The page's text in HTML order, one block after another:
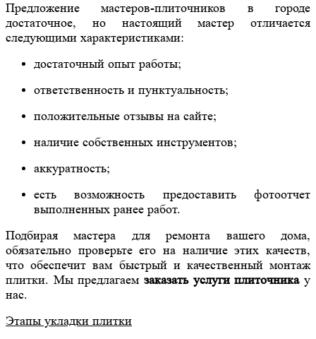
Предложение мастеров-плиточников в городе
достаточное, но настоящий мастер отличается
следующими характеристиками:
достаточный опыт работы;
ответственность и пунктуальность;
положительные отзывы на сайте;
наличие собственных инструментов;
аккуратность;
есть возможность предоставить фотоотчет
выполненных ранее работ.
Подбирая мастера для ремонта вашего дома,
обязательно проверьте его на наличие этих качеств,
что обеспечит вам быстрый и качественный монтаж
плитки. Мы предлагаем заказать услуги плиточникау
нас.
Этапы укладки плитки